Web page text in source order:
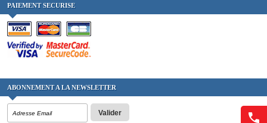
PAIEMENT SECURISE
ABONNEMENT A LA NEWSLETTER
Valider